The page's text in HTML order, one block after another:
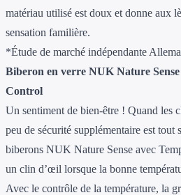
matériau utilisé est doux et donne aux
sensation familière.
*Étude de marché indépendante
Biberon en verre NUK Nature
Control
Un sentiment de bien-être ! Quand les
peu de sécurité supplémentaire est tout
biberons NUK Nature Sense avec
un clin d’œil lorsque la bonne
Avec le contrôle de la température, la